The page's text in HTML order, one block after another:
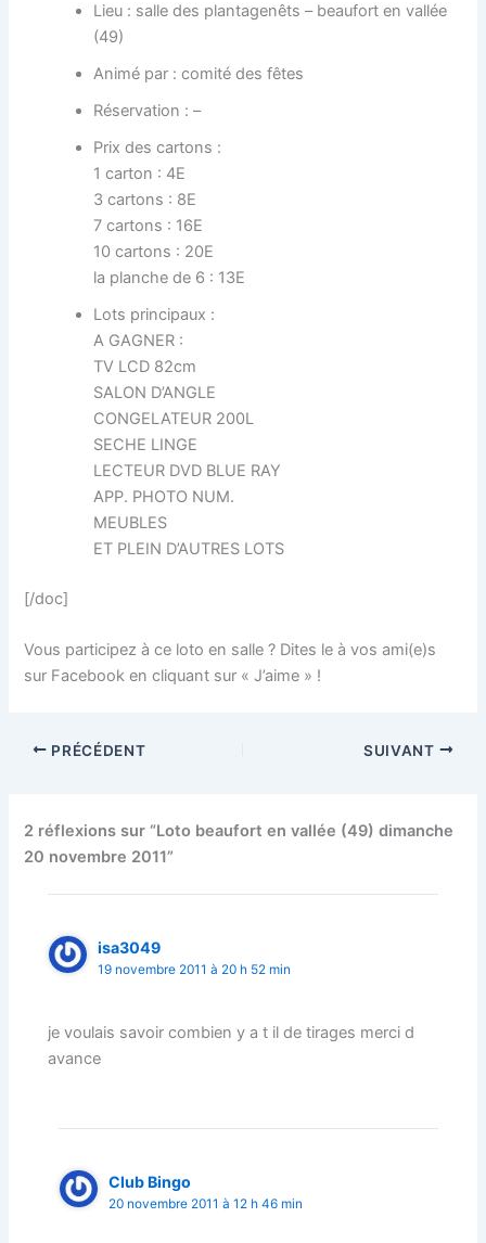
Lieu : salle des plantagenêts – beaufort en vallée
(49)
Animé par : comité des fêtes
Réservation : –
Prix des cartons :
1 carton : 4E
3 cartons : 8E
7 cartons : 16E
10 cartons : 20E
la planche de 6 : 13E
Lots principaux :
A GAGNER :
TV LCD 82cm
SALON D’ANGLE
CONGELATEUR 200L
SECHE LINGE
LECTEUR DVD BLUE RAY
APP. PHOTO NUM.
MEUBLES
ET PLEIN D’AUTRES LOTS
[/doc]
Vous participez à ce loto en salle ? Dites le à vos ami(e)s
sur Facebook en cliquant sur « J’aime » !
PRÉCÉDENT SUIVANT
2 réflexions sur “Loto beaufort en vallée (49) dimanche
20 novembre 2011”
isa3049
19 novembre 2011 à 20 h 52 min
je voulais savoir combien y a t il de tirages merci d
avance
Club Bingo
20 novembre 2011 à 12 h 46 min